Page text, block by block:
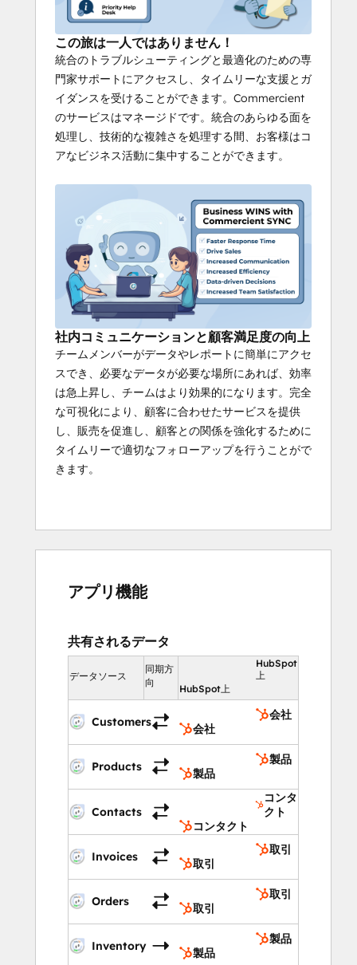
この旅は一人ではありません！
統合のトラブルシューティングと最適化のための専
門家サポートにアクセスし、タイムリーな支援とガ
イダンスを受けることができます。Commercient
のサービスはマネージドです。統合のあらゆる面を
処理し、技術的な複雑さを処理する間、お客様はコ
アなビジネス活動に集中することができます。
社内コミュニケーションと顧客満足度の向上
チームメンバーがデータやレポートに簡単にアクセ
スでき、必要なデータが必要な場所にあれば、効率
は急上昇し、チームはより効果的になります。完全
な可視化により、顧客に合わせたサービスを提供
し、販売を促進し、顧客との関係を強化するために
タイムリーで適切なフォローアップを行うことがで
きます。
アプリ機能
共有されるデータ
データソース
同期方
向
HubSpot
上
HubSpot上
Customers
会社
会社
Products
製品
製品
Contacts
コンタ
クト
コンタクト
Invoices
取引
取引
Orders
取引
取引
Inventory
製品
製品